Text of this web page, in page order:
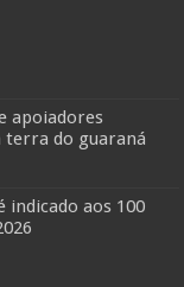
apoiadores
terra do guaraná
indicado aos 100